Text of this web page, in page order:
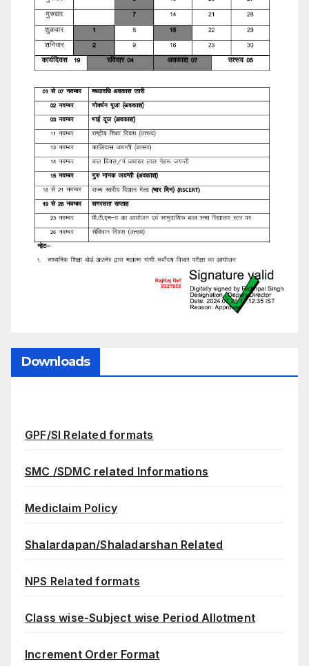
Downloads
GPF/SI Related formats
SMC /SDMC related Informations
Mediclaim Policy
Shalardapan/Shaladarshan Related
NPS Related formats
Class wise-Subject wise Period Allotment
Increment Order Format